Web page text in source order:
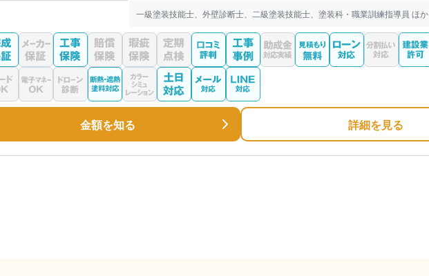
一級塗装技能士、外壁診断士、二級塗装技能士、塗装科・職業訓練指導員 ほか
金額を知る 詳細を見る